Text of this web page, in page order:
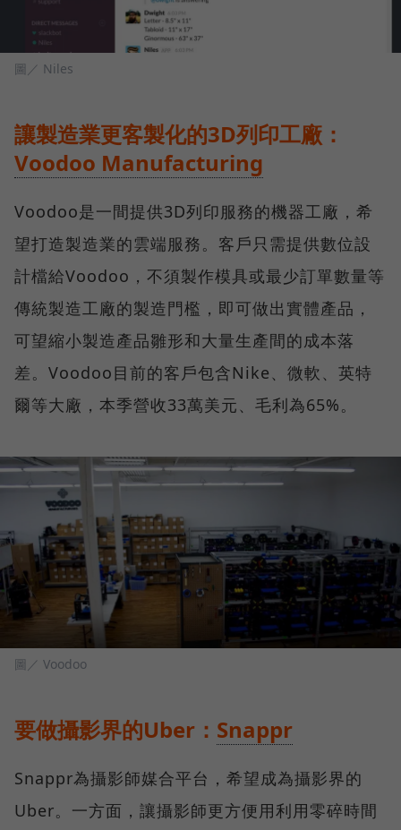
圖／ Niles
讓製造業更客製化的3D列印工廠：
Voodoo Manufacturing
Voodoo是一間提供3D列印服務的機器工廠，希
望打造製造業的雲端服務。客戶只需提供數位設
計檔給Voodoo，不須製作模具或最少訂單數量等
傳統製造工廠的製造門檻，即可做出實體產品，
可望縮小製造產品雛形和大量生產間的成本落
差。Voodoo目前的客戶包含Nike、微軟、英特
爾等大廠，本季營收33萬美元、毛利為65%。
圖／ Voodoo
要做攝影界的Uber： Snappr
Snappr為攝影師媒合平台，希望成為攝影界的
Uber。一方面，讓攝影師更方便用利用零碎時間